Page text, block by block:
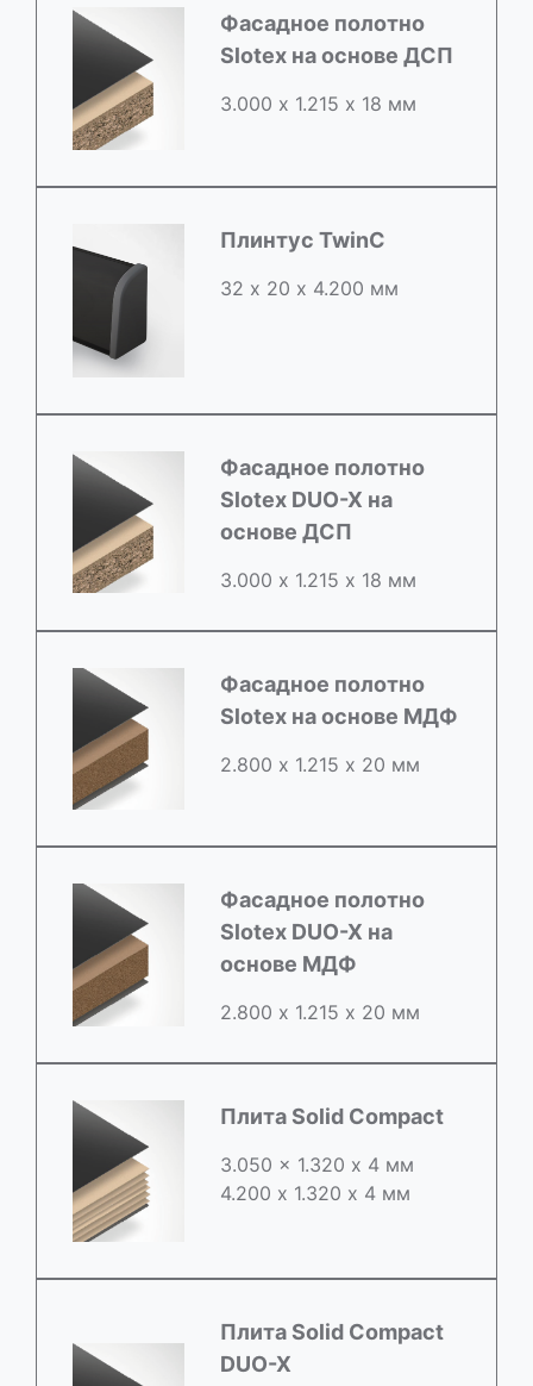
Фасадное полотно
Slotex на основе ДСП
3.000 х 1.215 х 18 мм
Плинтус TwinC
32 х 20 х 4.200 мм
Фасадное полотно
Slotex DUO-X на
основе ДСП
3.000 х 1.215 х 18 мм
Фасадное полотно
Slotex на основе МДФ
2.800 х 1.215 х 20 мм
Фасадное полотно
Slotex DUO-X на
основе МДФ
2.800 х 1.215 х 20 мм
Плита Solid Compact
3.050 x 1.320 х 4 мм
4.200 x 1.320 х 4 мм
Плита Solid Compact
DUO-X